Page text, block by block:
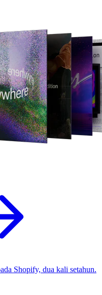
Shopify, dua kali setahun.